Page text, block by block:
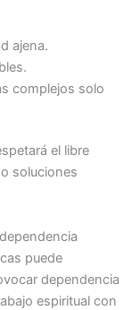
ajena.
complejos solo
el libre
soluciones
puede
dependencia
espiritual con